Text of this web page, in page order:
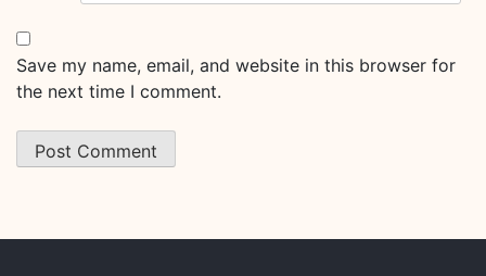
Save my name, email, and website in this browser for
the next time I comment.